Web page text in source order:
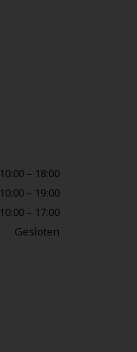
10:00 – 18:00
10:00 – 19:00
10:00 – 17:00
Gesloten